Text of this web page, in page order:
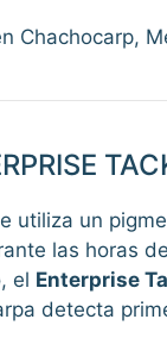
Chachocarp,
utiliza un
las horas
el Enterprise
detecta